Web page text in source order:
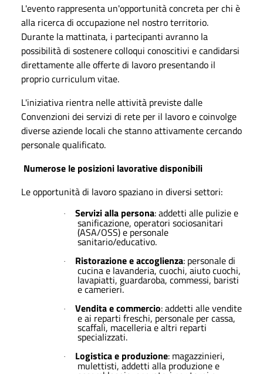
L'evento rappresenta un'opportunità concreta per chi è
alla ricerca di occupazione nel nostro territorio.
Durante la mattinata, i partecipanti avranno la
possibilità di sostenere colloqui conoscitivi e candidarsi
direttamente alle offerte di lavoro presentando il
proprio curriculum vitae.
L'iniziativa rientra nelle attività previste dalle
Convenzioni dei servizi di rete per il lavoro e coinvolge
diverse aziende locali che stanno attivamente cercando
personale qualificato.
Numerose le posizioni lavorative disponibili
Le opportunità di lavoro spaziano in diversi settori:
· Servizi alla persona: addetti alle pulizie e
sanificazione, operatori sociosanitari
(ASA/OSS) e personale
sanitario/educativo.
· Ristorazione e accoglienza: personale di
cucina e lavanderia, cuochi, aiuto cuochi,
lavapiatti, guardaroba, commessi, baristi
e camerieri.
· Vendita e commercio: addetti alle vendite
e ai reparti freschi, personale per cassa,
scaffali, macelleria e altri reparti
specializzati.
· Logistica e produzione: magazzinieri,
mulettisti, addetti alla produzione e